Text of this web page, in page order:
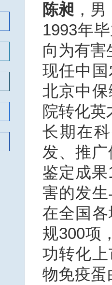
陈昶 ，
1993年
向为有害
现任中
北京中
院转化英
长期在
发、推
鉴定成
害的发
在全国
规300项
功转化
物免疫